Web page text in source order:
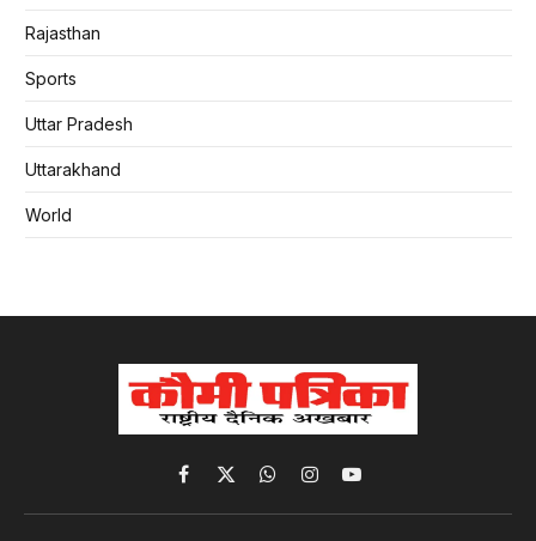
Rajasthan
Sports
Uttar Pradesh
Uttarakhand
World
Facebook
X
(Twitter)
WhatsApp
InstagramYouTube